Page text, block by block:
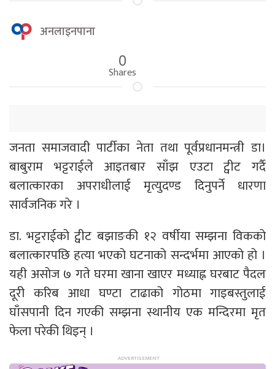
अनलाइनपाना
0
Shares
जनता समाजवादी पार्टीका नेता तथा पूर्वप्रधानमन्त्री डा।
बाबुराम भट्टराईले आइतबार साँझ एउटा ट्वीट गर्दै
बलात्कारका अपराधीलाई मृत्युदण्ड दिनुपर्ने धारणा
सार्वजनिक गरे ।
डा. भट्टराईको ट्वीट बझाङकी १२ वर्षीया सम्झना विकको
बलात्कारपछि हत्या भएको घटनाको सन्दर्भमा आएको हो ।
यही असोज ७ गते घरमा खाना खाएर मध्याह्न घरबाट पैदल
दूरी करिब आधा घण्टा टाढाको गोठमा गाइबस्तुलाई
घाँसपानी दिन गएकी सम्झना स्थानीय एक मन्दिरमा मृत
फेला परेकी थिइन् ।